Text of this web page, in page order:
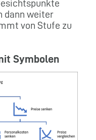
dann weiter
von Stufe zu
Symbolen